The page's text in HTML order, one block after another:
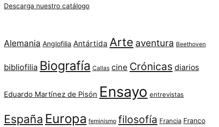
Descarga nuestro catálogo
Alemania Anglofilia Antártida Arte aventura Beethoven
bibliofilia Biografía Callas cine Crónicas diarios
Eduardo Martínez de Pisón Ensayo entrevistas
España Europa feminismo filosofía Francia Franco